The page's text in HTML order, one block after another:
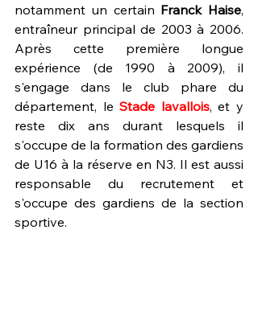
notamment un certain Franck Haise,
entraîneur principal de 2003 à 2006.
Après cette première longue
expérience (de 1990 à 2009), il
s'engage dans le club phare du
département, le Stade lavallois, et y
reste dix ans durant lesquels il
s'occupe de la formation des gardiens
de U16 à la réserve en N3. Il est aussi
responsable du recrutement et
s'occupe des gardiens de la section
sportive.